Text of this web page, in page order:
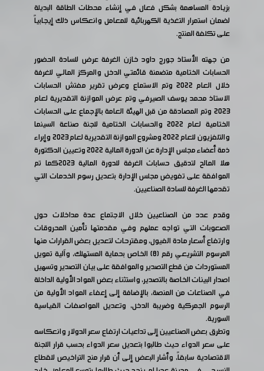
بزيادة المساهمة بشكل فعال في إنشاء محطات الطاقة البديلة
لضمان استمرار التغذية الكهربائية للمعامل وانعكاس ذلك إيجابياً
على تكلفة المنتج.
من جهته الأستاذ جورج داود خازن الغرفة عرض للسادة الحضور
الحسابات الختامية متضمنة قائمتي الدخل والمركز المالي للغرفة
خلال العام 2022 وتم الاستماع وعرض تقرير مفتش الحسابات
الاستاذ محمد يوسف الصيرفي وتم عرض الموازنة التقديرية لعام
2023 وتم المصادقة من قبل الهيئة العامة بالإجماع على الحسابات
الختامية لعام 2022 والحسابات الختامية للجنة صناعة السينما
والتلفزيون للعام 2022 ومشروع الموازنة التقديرية لعام 2023 وإبراء
ذمة أعضاء مجلس الإدارة عن الدورة المالية 2022 وتعيين الدكتورة
هلا المالح لتدقيق حسابات الغرفة للدورة المالية ٢٠٢3كما تم
الموافقة على تفويض مجلس الإدارة بتعديل رسوم الخدمات التي
تقدمها الغرفة للسادة الصناعيين.
وقدم عدد من الصناعيين خلال الاجتماع عدة مداخلات حول
الصعوبات التي تواجه عملهم وفي مقدمتها تأمين المحروقات
وارتفاع أسعار مادة الفيول، ومقترحات لتعديل بعض القرارات منها
المرسوم التشريعي رقم (٨) الخاص بحماية المستهلك، وآلية تمويل
المستوردات من قطع التصدير والموافقة على بيان التصدير وتسهيل
اصدار البينات الخاصة بالتصدير، واستثناء بعض المواد الأولية الداخلة
في الصناعات من المنصة، بالإضافة إلى إعفاء المواد الأولية من
الرسوم الجمركية وضريبة الدخل، وتعديل المواصفات القياسية
السورية.
وتطرق بعض الصناعيين إلى تداعيات ارتفاع سعر الدولار وانعكاسه
على سعر الدواء حيث طالبوا بتعديل سعر الدواء بحسب قرار اللجنة
الاقتصادية سابقاً، وأشار البعض إلى أن قرار منح التراخيص للقطاع